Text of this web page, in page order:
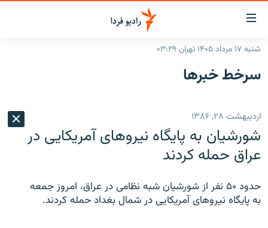
لینک‌های
قابلیت
دسترسی
بازگشت
اصلی
رفتن
صفحه
ایران
رادیو
انتخاب کنید و بشنوید
فرکانس‌ها
پادکست
گزارش‌های تصویری
زنان فردا
شنبه ۱۷ مرداد ۱۴۰۵ تهران ۰۳:۲۹
سرخط‌ خبرها
اردیبهشت ۲۸, ۱۳۸۶
شورشيان به پايگاه نيروهای آمريکايی در
عراق حمله کردند
حدود ۵۰ نفر از شورشيان شبه نظامی در عراق، امروز جمعه
به پايگاه نيروهای آمريکايی در شمال بغداد حمله کردند.